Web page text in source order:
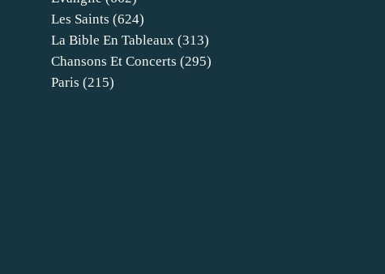
Les Saints (624)
La Bible En Tableaux (313)
Chansons Et Concerts (295)
Paris (215)